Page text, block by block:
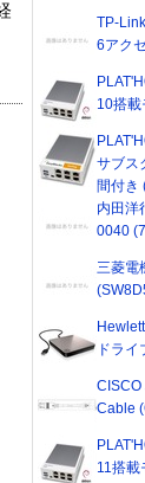
TP-
6アク
10搭載
サブス
間付き
内田洋
0040
三菱電
ドラ
CISCO
Cable
11搭載